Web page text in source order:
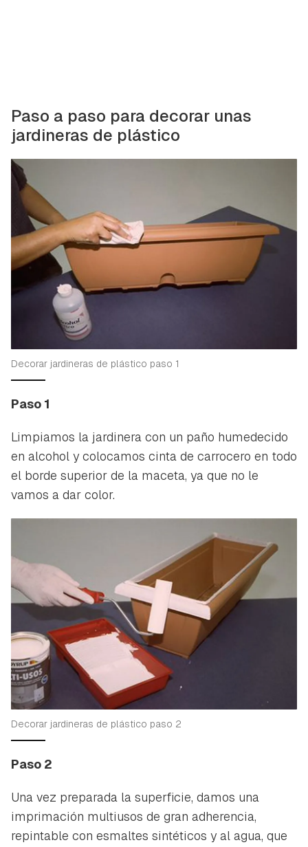
Paso a paso para decorar unas
jardineras de plástico
Decorar jardineras de plástico paso 1
Paso 1
Limpiamos la jardinera con un paño humedecido
en alcohol y colocamos cinta de carrocero en todo
el borde superior de la maceta, ya que no le
vamos a dar color.
Decorar jardineras de plástico paso 2
Paso 2
Una vez preparada la superficie, damos una
imprimación multiusos de gran adherencia,
repintable con esmaltes sintéticos y al agua, que